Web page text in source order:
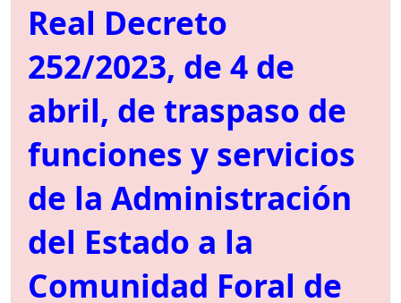
Real Decreto
252/2023, de 4 de
abril, de traspaso de
funciones y servicios
de la Administración
del Estado a la
Comunidad Foral de